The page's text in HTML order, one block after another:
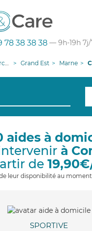
78 38 38 38 — 9h-19h 7j/
Grand Est Marne
aides à
à
de
leur disponibilité au
SPORTIVE